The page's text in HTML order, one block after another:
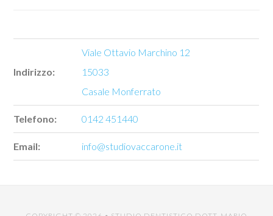
Indirizzo:
Viale Ottavio Marchino 12
15033
Casale Monferrato
Telefono: 0142 451440
Email: info@studiovaccarone.it